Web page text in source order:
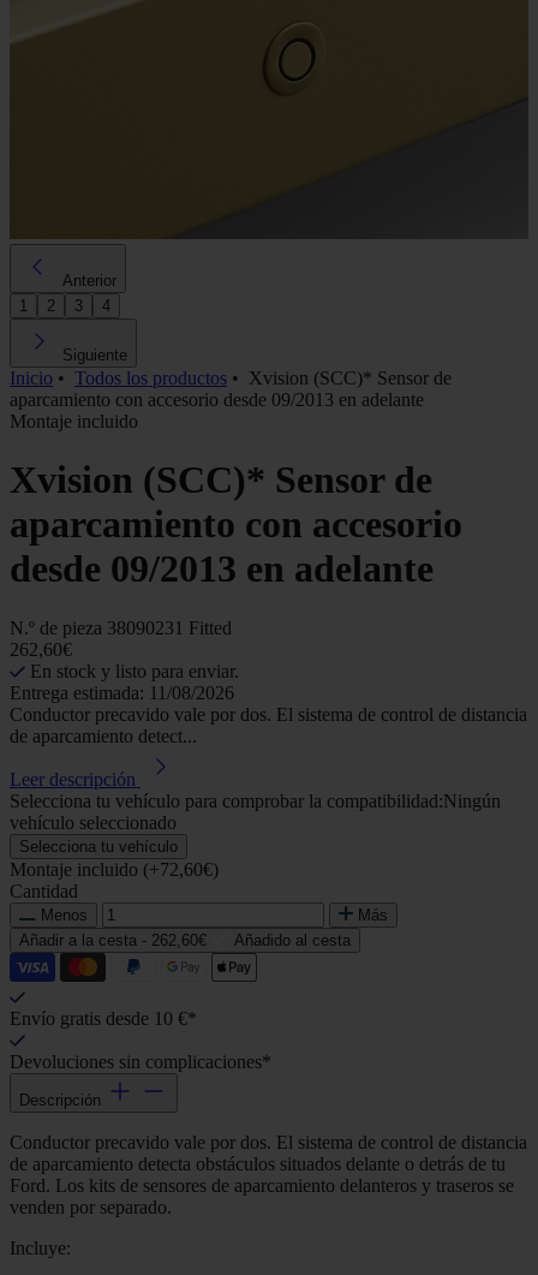
Anterior
1
2 3 4
Siguiente
Inicio • Todos los productos • Xvision (SCC)* Sensor de
aparcamiento con accesorio desde 09/2013 en adelante
Montaje incluido
Xvision (SCC)* Sensor de
aparcamiento con accesorio
desde 09/2013 en adelante
N.º de pieza 38090231 Fitted
262,60€
En stock y listo para enviar.
Entrega estimada: 11/08/2026
Conductor precavido vale por dos. El sistema de control de distancia
de aparcamiento detect...
Leer descripción
Selecciona tu vehículo para comprobar la compatibilidad:Ningún
vehículo seleccionado
Selecciona tu vehículo
Montaje incluido (+72,60€)
Cantidad
Menos
Más
Añadir a la cesta - 262,60€ Añadido al cesta
Envío gratis desde 10 €*
Devoluciones sin complicaciones*
Descripción
Conductor precavido vale por dos. El sistema de control de distancia
de aparcamiento detecta obstáculos situados delante o detrás de tu
Ford. Los kits de sensores de aparcamiento delanteros y traseros se
venden por separado.
Incluye: